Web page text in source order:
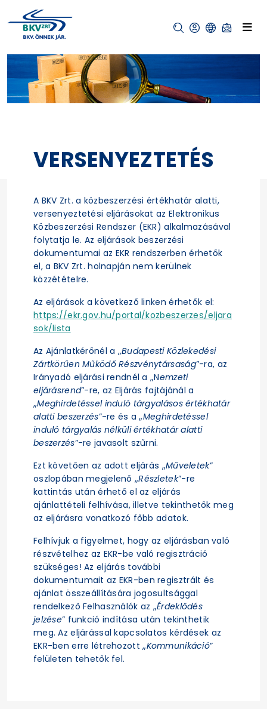
VERSENYEZTETÉS
A BKV Zrt. a közbeszerzési értékhatár alatti,
versenyeztetési eljárásokat az Elektronikus
Közbeszerzési Rendszer (EKR) alkalmazásával
folytatja le. Az eljárások beszerzési
dokumentumai az EKR rendszerben érhetők
el, a BKV Zrt. holnapján nem kerülnek
közzétételre.
Az eljárások a következő linken érhetők el:
https://ekr.gov.hu/portal/kozbeszerzes/eljara
sok/lista
Az Ajánlatkérőnél a „Budapesti Közlekedési
Zártkörűen Működő Részvénytársaság”-ra, az
Irányadó eljárási rendnél a „Nemzeti
eljárásrend”-re, az Eljárás fajtájánál a
„Meghirdetéssel induló tárgyalásos értékhatár
alatti beszerzés”-re és a „Meghirdetéssel
induló tárgyalás nélküli értékhatár alatti
beszerzés”-re javasolt szűrni.
Ezt követően az adott eljárás „Műveletek”
oszlopában megjelenő „Részletek”-re
kattintás után érhető el az eljárás
ajánlattételi felhívása, illetve tekinthetők meg
az eljárásra vonatkozó főbb adatok.
Felhívjuk a figyelmet, hogy az eljárásban való
részvételhez az EKR-be való regisztráció
szükséges! Az eljárás további
dokumentumait az EKR-ben regisztrált és
ajánlat összeállítására jogosultsággal
rendelkező Felhasználók az „Érdeklődés
jelzése” funkció indítása után tekinthetik
meg. Az eljárással kapcsolatos kérdések az
EKR-ben erre létrehozott „Kommunikáció”
felületen tehetők fel.